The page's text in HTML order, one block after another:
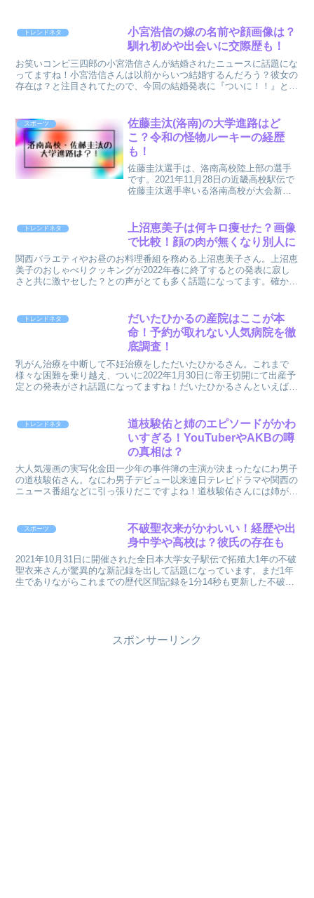
トレンドネタ
小宮浩信の嫁の名前や顔画像は？
馴れ初めや出会いに交際歴も！
お笑いコンビ三四郎の小宮浩信さんが結婚されたニュースに話題にな
ってますね！小宮浩信さんは以前からいつ結婚するんだろう？彼女の
存在は？と注目されてたので、今回の結婚発表に『ついに！！』と思
スポーツ
佐藤圭汰(洛南)の大学進路はど
こ？令和の怪物ルーキーの経歴
も！
佐藤圭汰選手は、洛南高校陸上部の選手
です。2021年11月28日の近畿高校駅伝で
佐藤圭汰選手率いる洛南高校が大会新記
3000mで7分50秒81の高校最高記録を樹立
し、...
トレンドネタ
上沼恵美子は何キロ痩せた？画像
で比較！顔の肉が無くなり別人に
関西バラエティやお昼のお料理番組を務める上沼恵美子さん。上沼恵
美子のおしゃべりクッキングが2022年春に終了するとの発表に寂し
さと共に激ヤセした？との声がとても多く話題になってます。確かに
トレンドネタ
だいたひかるの産院はここが本
命！予約が取れない人気病院を徹
底調査！
乳がん治療を中断して不妊治療をしただいたひかるさん。これまで
様々な困難を乗り越え、ついに2022年1月30日に帝王切開にて出産予
定との発表がされ話題になってますね！だいたひかるさんといえば、
トレンドネタ
道枝駿佑と姉のエピソードがかわ
いすぎる！YouTuberやAKBの噂
の真相は？
大人気漫画の実写化金田一少年の事件簿の主演が決まったなにわ男子
の道枝駿佑さん。なにわ男子デビュー以来連日テレビドラマや関西の
ニュース番組などに引っ張りだこですよね！道枝駿佑さんには姉が2
スポーツ
不破聖衣来がかわいい！経歴や出
身中学や高校は？彼氏の存在も
2021年10月31日に開催された全日本大学女子駅伝で拓殖大1年の不破
聖衣来さんが驚異的な新記録を出して話題になっています。まだ1年
生でありながらこれまでの歴代区間記録を1分14秒も更新した不破聖
スポンサーリンク